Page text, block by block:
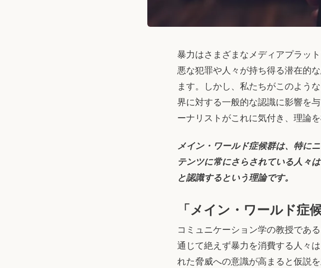
暴力はさまざまなメディアプラッ
悪な犯罪や人々が持ち得る潜在的
ます。しかし、私たちがこのよう
界に対する一般的な認識に影響を
ーナリストがこれに気付き、理論を
メイン・ワールド症候群は、特に
テンツに常にさらされている人々
と認識するという理論です。
「メイン・ワールド症
コミュニケーション学の教授であ
通じて絶えず暴力を消費する人々
れた脅威への意識が高まると仮説